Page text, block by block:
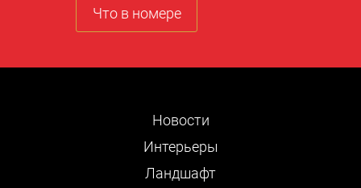
Что в номере
Новости
Интерьеры
Ландшафт